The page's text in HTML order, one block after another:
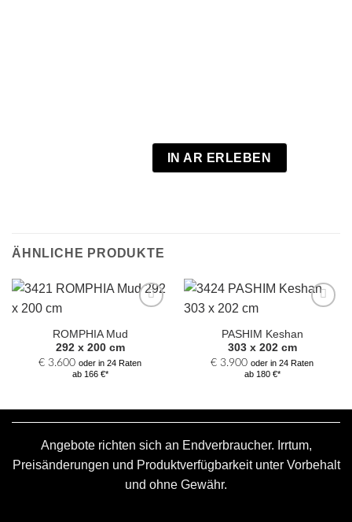
IN AR ERLEBEN
ÄHNLICHE PRODUKTE
Auswahl
hinzufügen
ROMPHIA Mud
292 x 200 cm
€ 3.600 oder in 24 Raten
ab 166 €*
hinzufügen
PASHIM Keshan
303 x 202 cm
€ 3.900 oder in 24 Raten
ab 180 €*
Angebote richten sich an Endverbraucher. Irrtum,
Preisänderungen und Produktverfügbarkeit unter Vorbehalt
und ohne Gewähr.